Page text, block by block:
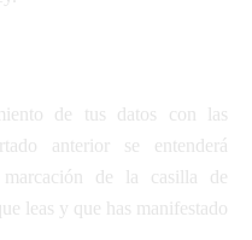
de tus datos con las
anterior se entenderá
de la casilla de
leas y que has manifestado